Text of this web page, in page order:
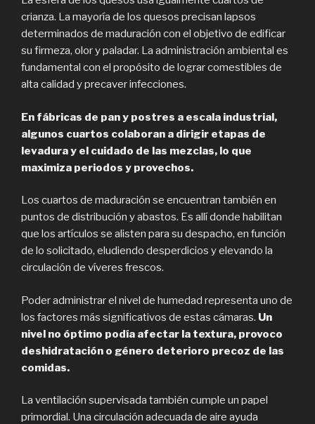
crianza. La mayoría de los quesos precisan lapsos
determinados de maduración con el objetivo de edificar
su firmeza, olor y paladar. La administración ambiental es
fundamental con el propósito de lograr comestibles de
alta calidad y precaver infecciones.
En fábricas de pan y postres a escala industrial,
algunos cuartos colaboran a dirigir etapas de
levadura y el cuidado de las mezclas, lo que
maximiza periodos y provechos.
Los cuartos de maduración se encuentran también en
puntos de distribución y abastos. Es allí donde habilitan
que los artículos se alisten para su despacho, en función
de lo solicitado, eludiendo desperdicios y elevando la
circulación de víveres frescos.
Poder administrar el nivel de humedad representa uno de
los factores más significativos de estas cámaras. Un
nivel no óptimo podía afectar la textura, provoco
deshidratación o género deterioro precoz de las
comidas.
La ventilación supervisada también cumple un papel
primordial. Una circulación adecuada de aire ayuda